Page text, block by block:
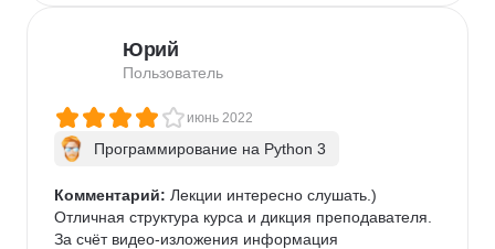
Юрий
Пользователь
июнь 2022
Программирование на Python 3
Комментарий: Лекции интересно слушать.)
Отличная структура курса и дикция преподавателя.
За счёт видео-изложения информация